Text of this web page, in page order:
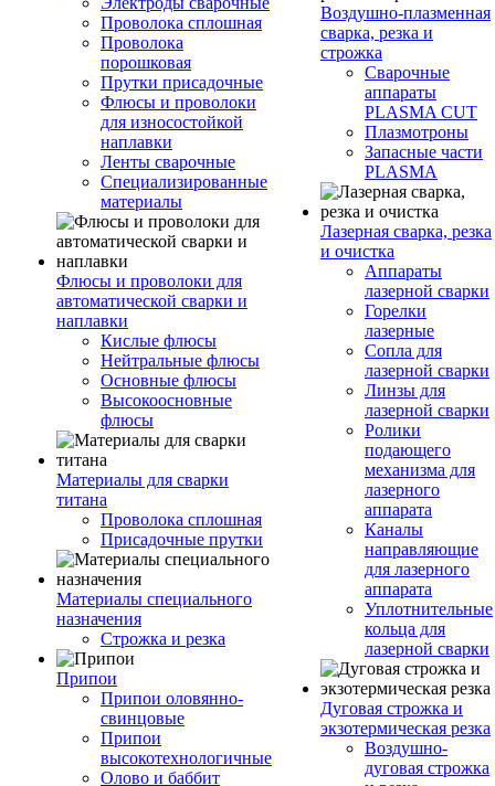
Проволока сплошная
Проволока
порошковая
Прутки присадочные
Флюсы и проволоки
для износостойкой
наплавки
Ленты сварочные
Специализированные
материалы
Флюсы и проволоки для
автоматической сварки и
наплавки
Кислые флюсы
Нейтральные флюсы
Основные флюсы
Высокоосновные
флюсы
Материалы для сварки
титана
Проволока сплошная
Присадочные прутки
Материалы специального
назначения
Строжка и резка
Припои
Припои оловянно-
свинцовые
Припои
высокотехнологичные
Олово и баббит
Воздушно-плазменная
сварка, резка и
строжка
Сварочные
аппараты
PLASMA CUT
Плазмотроны
Запасные части
PLASMA
Лазерная сварка, резка
и очистка
Аппараты
лазерной сварки
Горелки
лазерные
Сопла для
лазерной сварки
Линзы для
лазерной сварки
Ролики
подающего
механизма для
лазерного
аппарата
Каналы
направляющие
для лазерного
аппарата
Уплотнительные
кольца для
лазерной сварки
Дуговая строжка и
экзотермическая резка
Воздушно-
дуговая строжка